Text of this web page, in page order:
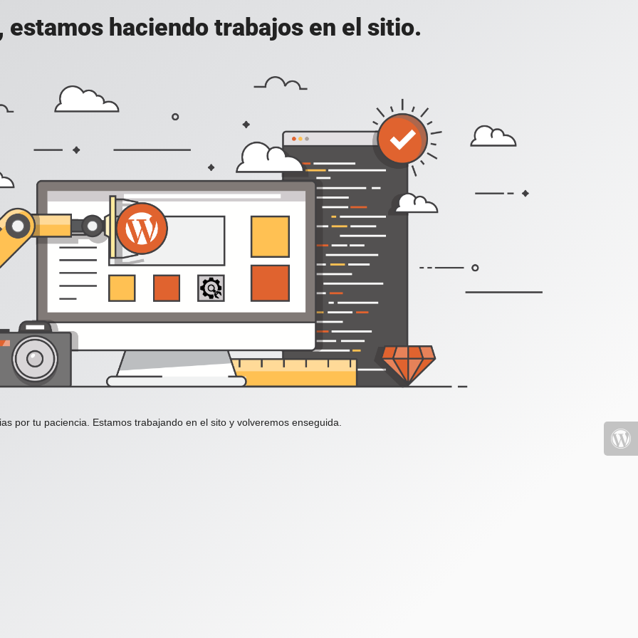
estamos haciendo trabajos en el sitio.
por tu paciencia. Estamos trabajando en el sito y volveremos enseguida.